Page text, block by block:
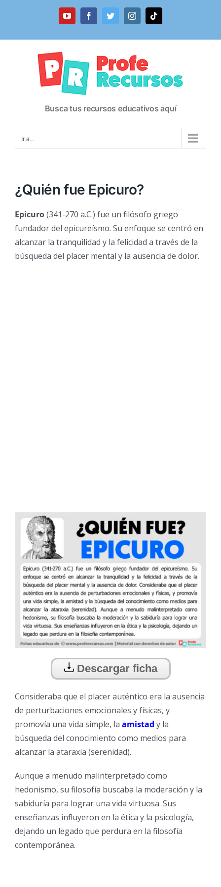
YouTubeFacebookTwitterInstagramTiktok
Busca tus recursos educativos aquí
Ir a...
¿Quién fue Epicuro?
Epicuro(341-270 a.C.) fue un filósofo griego
fundador del epicureísmo. Su enfoque se centró en
alcanzar la tranquilidad y la felicidad a través de la
búsqueda del placer mental y la ausencia de dolor.
Descargar ficha
Consideraba que el placer auténtico era la ausencia
de perturbaciones emocionales y físicas, y
promovía una vida simple, la amistad y la
búsqueda del conocimiento como medios para
alcanzar la ataraxia (serenidad).
Aunque a menudo malinterpretado como
hedonismo, su filosofía buscaba la moderación y la
sabiduría para lograr una vida virtuosa. Sus
enseñanzas influyeron en la ética y la psicología,
dejando un legado que perdura en la filosofía
contemporánea.